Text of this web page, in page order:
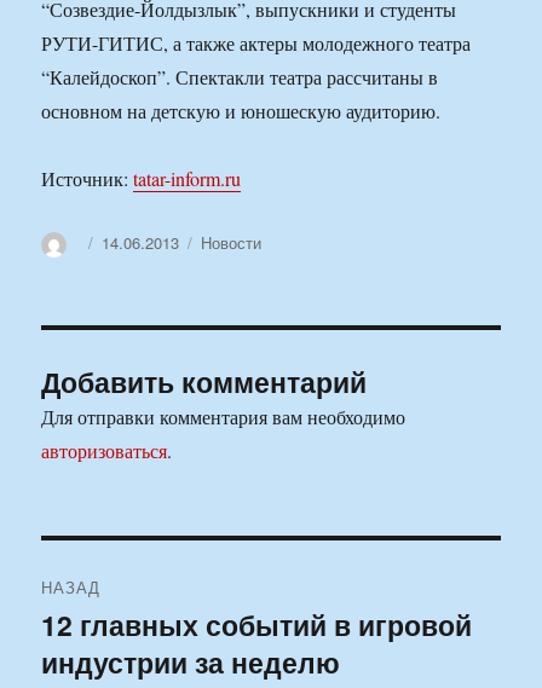
“Созвездие-Йолдызлык”, выпускники и студенты
РУТИ-ГИТИС, а также актеры молодежного театра
“Калейдоскоп”. Спектакли театра рассчитаны в
основном на детскую и юношескую аудиторию.
Источник:tatar-inform.ru
АвторОпубликовано
14.06.2013 Рубрики
Новости
Добавить комментарий
Для отправки комментария вам необходимо
авторизоваться.
по
записям
НАЗАД
Предыдущая
запись:
12 главных событий в игровой
индустрии за неделю